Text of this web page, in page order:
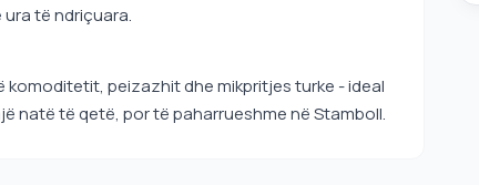
të ndriçuara.
komoditetit, peizazhit dhe mikpritjes turke - ideal
natë të qetë, por të paharrueshme në Stamboll.